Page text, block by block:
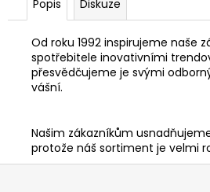
Popis Diskuze
Od roku 1992 inspirujeme naše
spotřebitele inovativními
přesvědčujeme je svými
vášní.
Našim zákazníkům
protože náš sortiment je velmi